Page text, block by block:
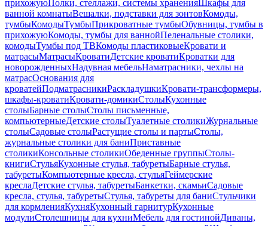
прихожуюПолки, стеллажи, системы храненияШкафы для
ванной комнатыВешалки, подставки для зонтовКомоды,
тумбыКомодыТумбыПрикроватные тумбыОбувницы, тумбы в
прихожуюКомоды, тумбы для ваннойПеленальные столики,
комодыТумбы под ТВКомоды пластиковыеКровати и
матрасыМатрасыКроватиДетские кроватиКроватки для
новорожденныхНадувная мебельНаматрасники, чехлы на
матрасОснования для
кроватейПодматрасникиРаскладушкиКровати-трансформеры,
шкафы-кроватиКровати-домикиСтолыКухонные
столыБарные столыСтолы письменные,
компьютерныеДетские столыТуалетные столикиЖурнальные
столыСадовые столыРастущие столы и партыСтолы,
журнальные столики для баниПриставные
столикиКонсольные столикиОбеденные группыСтолы-
книгиСтульяКухонные стулья, табуретыБарные стулья,
табуретыКомпьютерные кресла, стульяГеймерские
креслаДетские стулья, табуретыБанкетки, скамьиСадовые
кресла, стулья, табуретыСтулья, табуреты для баниСтульчики
для кормленияКухняКухонный гарнитурКухонные
модулиСтолешницы для кухниМебель для гостинойДиваны,